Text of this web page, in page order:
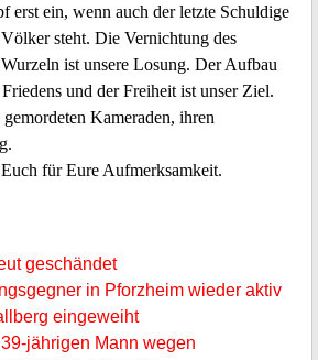
erst ein, wenn auch der letzte Schuldige
steht. Die Vernichtung des
ist unsere Losung. Der Aufbau
und der Freiheit ist unser Ziel.
Kameraden, ihren
für Eure Aufmerksamkeit.
geschändet
in Pforzheim wieder aktiv
eingeweiht
jährigen Mann wegen